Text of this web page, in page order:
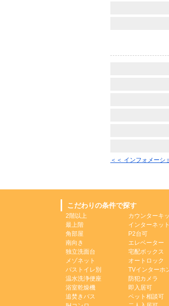
＜＜ インフォメーシ
こだわりの条件で探す
2階以上
最上階
角部屋
南向き
独立洗面台
メゾネット
バストイレ別
温水洗浄便座
浴室乾燥機
追焚きバス
カウンターキ
インターネッ
P2台可
エレベーター
宅配ボックス
オートロック
TVインターホ
防犯カメラ
即入居可
ペット相談可